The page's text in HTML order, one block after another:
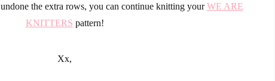
the extra rows, you can continue knitting yourWE ARE
KNITTERS pattern!
Xx,